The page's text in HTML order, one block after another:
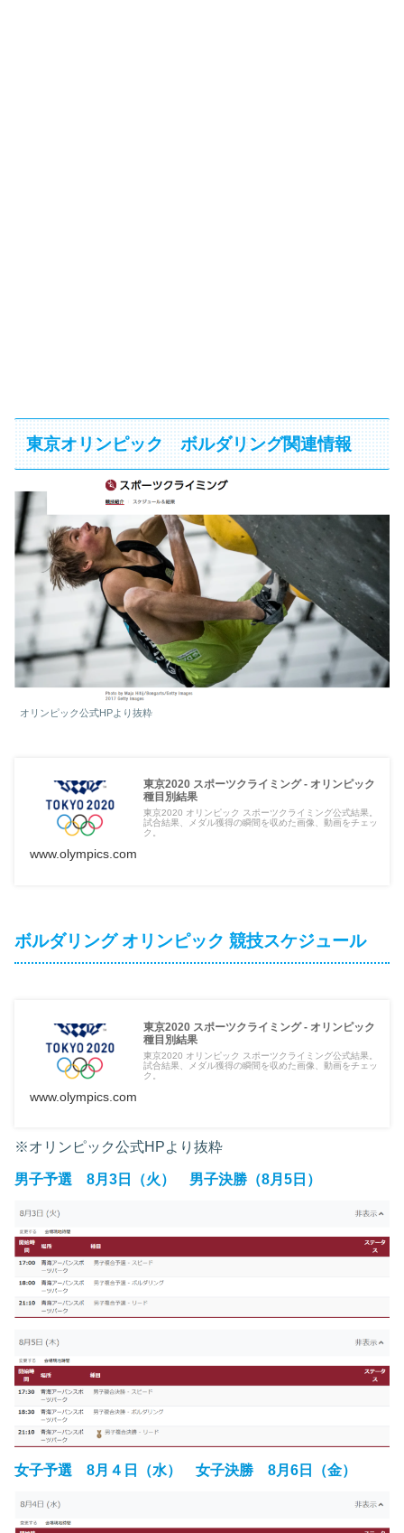
東京オリンピック ボルダリング関連情報
オリンピック公式HPより抜粋
東京2020 スポーツクライミング - オリンピック
種目別結果
東京2020 オリンピック スポーツクライミング公式結果。
試合結果、メダル獲得の瞬間を収めた画像、動画をチェッ
ク。
www.olympics.com
ボルダリング オリンピック 競技スケジュール
東京2020 スポーツクライミング - オリンピック
種目別結果
東京2020 オリンピック スポーツクライミング公式結果。
試合結果、メダル獲得の瞬間を収めた画像、動画をチェッ
ク。
www.olympics.com
※オリンピック公式HPより抜粋
男子予選 8月3日（火） 男子決勝（8月5日）
女子予選 8月４日（水） 女子決勝 8月6日（金）